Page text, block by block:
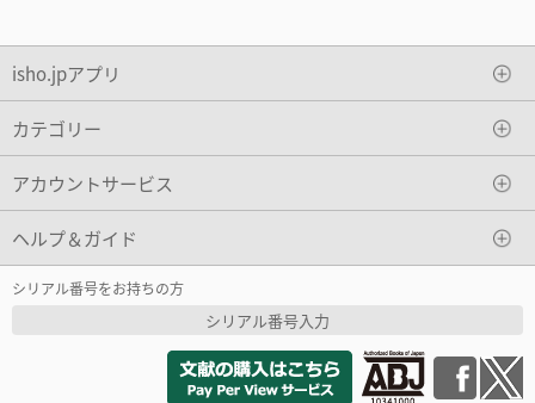
isho.jpアプリ
カテゴリー
アカウントサービス
ヘルプ＆ガイド
シリアル番号をお持ちの方
シリアル番号入力